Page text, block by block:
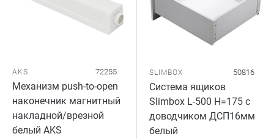
AKS 72255
Механизм push-to-open
наконечник магнитный
накладной/врезной
белый AKS
SLIMBOX 50816
Система ящиков
Slimbox L-500 H=175 с
доводчиком ДСП16мм
белый